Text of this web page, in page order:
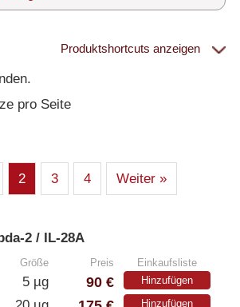
premium (cct-premium)
Produktshortcuts anzeigen
pro Seite
2 3 4 Weiter »
2 / IL-28A
Größe Preis Einkaufsliste
5 µg 90 € Hinzufügen
Hinzufügen